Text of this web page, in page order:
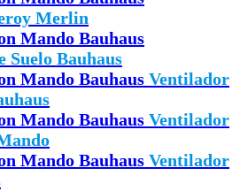
Merlin
Suelo Bauhaus
Ventilador
Ventilador
Ventilador